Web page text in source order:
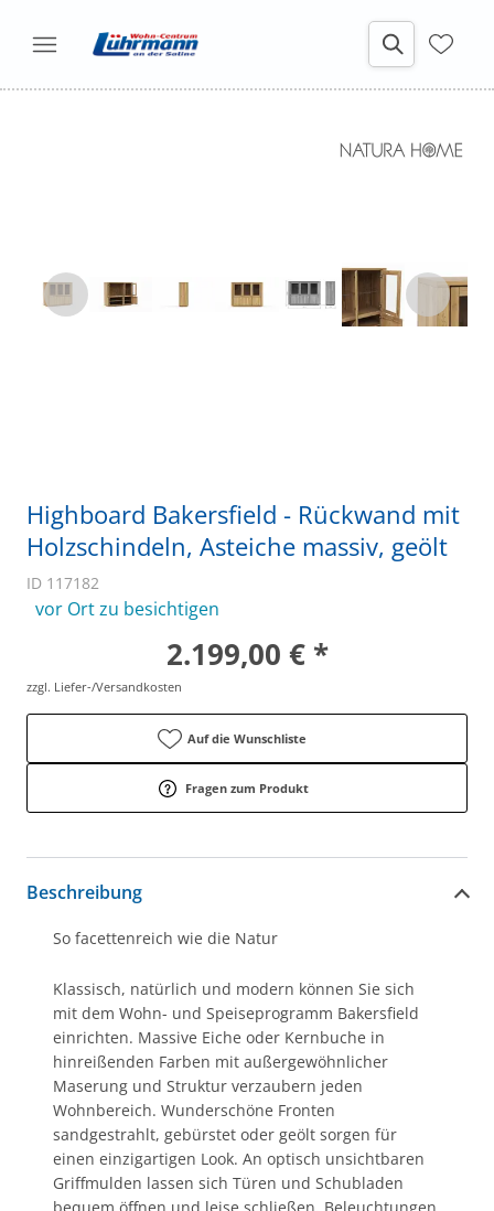
Highboard Bakersfield - Rückwand mit
Holzschindeln, Asteiche massiv, geölt
ID 117182
vor Ort zu besichtigen
2.199,00 € *
zzgl. Liefer-/Versandkosten
Auf die Wunschliste
Fragen zum Produkt
Beschreibung
So facettenreich wie die Natur
Klassisch, natürlich und modern können Sie sich
mit dem Wohn- und Speiseprogramm Bakersfield
einrichten. Massive Eiche oder Kernbuche in
hinreißenden Farben mit außergewöhnlicher
Maserung und Struktur verzaubern jeden
Wohnbereich. Wunderschöne Fronten
sandgestrahlt, gebürstet oder geölt sorgen für
einen einzigartigen Look. An optisch unsichtbaren
Griffmulden lassen sich Türen und Schubladen